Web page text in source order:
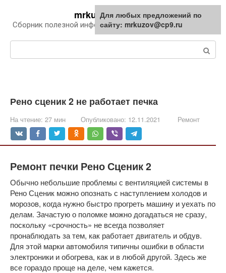
контенту
mrkuzov.ru
Сборник полезной информации про автомобили
Рено сценик 2 не работает печка
На чтение: 27 мин Опубликовано: 12.11.2021 Ремонт
Ремонт печки Рено Сценик 2
Обычно небольшие проблемы с вентиляцией системы в
Рено Сценик можно опознать с наступлением холодов и
морозов, когда нужно быстро прогреть машину и уехать по
делам. Зачастую о поломке можно догадаться не сразу,
поскольку «срочность» не всегда позволяет
пронаблюдать за тем, как работает двигатель и обдув.
Для этой марки автомобиля типичны ошибки в области
электроники и обогрева, как и в любой другой. Здесь же
все гораздо проще на деле, чем кажется.
Для любых предложений по
сайту: mrkuzov@cp9.ru
Для любых предложений по
сайту: mrkuzov@cp9.ru